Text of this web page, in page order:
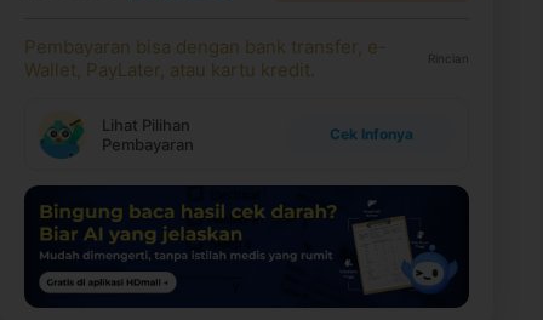
Pembayaran bisa dengan bank transfer, e-
Wallet, PayLater, atau kartu kredit.
Rincian
Lihat Pilihan
Pembayaran
Cek Infonya